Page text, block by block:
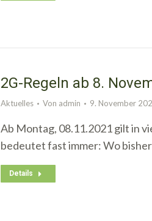
2G-Regeln ab 8.
Aktuelles Von admin 9. November
Ab Montag, 08.11.2021 gilt in
bedeutet fast immer: Wo
Details